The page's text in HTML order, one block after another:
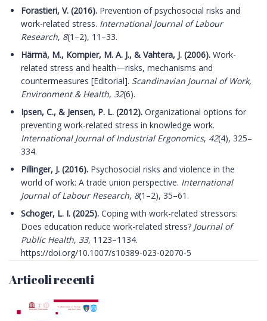
Forastieri, V. (2016). Prevention of psychosocial risks and
work-related stress. International Journal of Labour
Research, 8(1–2), 11–33.
Härmä, M., Kompier, M. A. J., & Vahtera, J. (2006). Work-
related stress and health—risks, mechanisms and
countermeasures [Editorial]. Scandinavian Journal of Work,
Environment & Health, 32(6).
Ipsen, C., & Jensen, P. L. (2012). Organizational options for
preventing work-related stress in knowledge work.
International Journal of Industrial Ergonomics, 42(4), 325–
334.
Pillinger, J. (2016). Psychosocial risks and violence in the
world of work: A trade union perspective. International
Journal of Labour Research, 8(1–2), 35–61.
Schoger, L. I. (2025). Coping with work-related stressors:
Does education reduce work-related stress? Journal of
Public Health, 33, 1123–1134.
https://doi.org/10.1007/s10389-023-02070-5
Articoli recenti